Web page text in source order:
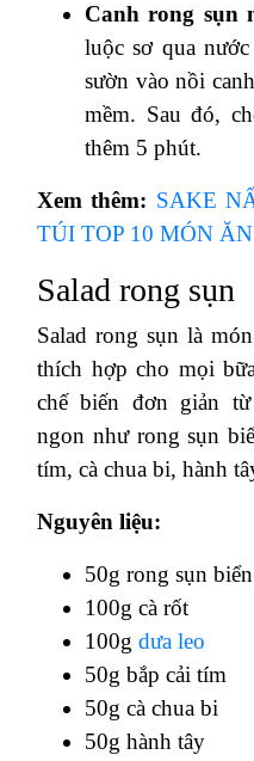
Canh rong sụn
luộc sơ qua
sườn vào nồi
mềm. Sau đó,
thêm 5 phút.
Xem thêm: SAKE
TÚI TOP 10 MÓN
Salad rong sụn
Salad rong sụn là
thích hợp cho mọi
chế biến đơn giản
ngon như rong sụn
tím, cà chua bi, hành
Nguyên liệu:
50g rong sụn biển
100g cà rốt
100g dưa leo
50g bắp cải tím
50g cà chua bi
50g hành tây